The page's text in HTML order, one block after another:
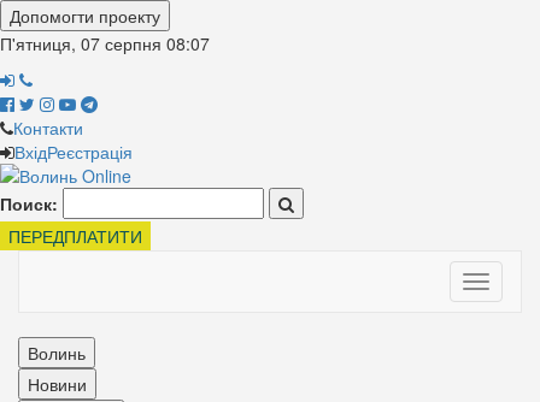
Допомогти проекту
П'ятниця, 07 серпня 08:07
Контакти
ВхідРеєстрація
Поиск:
ПЕРЕДПЛАТИТИ
Toggle
Волинь
Новини